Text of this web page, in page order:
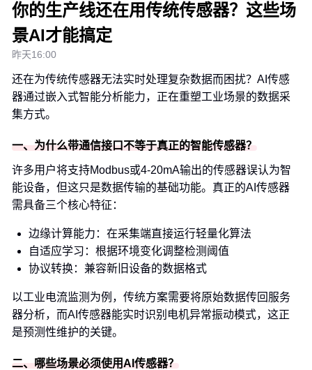
你的生产线还在用传统传感器？这些场
景AI才能搞定
昨天16:00
还在为传统传感器无法实时处理复杂数据而困扰？AI传感
器通过嵌入式智能分析能力，正在重塑工业场景的数据采
集方式。
一、为什么带通信接口不等于真正的智能传感器？
许多用户将支持Modbus或4-20mA输出的传感器误认为智
能设备，但这只是数据传输的基础功能。真正的AI传感器
需具备三个核心特征：
边缘计算能力：在采集端直接运行轻量化算法
自适应学习：根据环境变化调整检测阈值
协议转换：兼容新旧设备的数据格式
以工业电流监测为例，传统方案需要将原始数据传回服务
器分析，而AI传感器能实时识别电机异常振动模式，这正
是预测性维护的关键。
二、哪些场景必须使用AI传感器？